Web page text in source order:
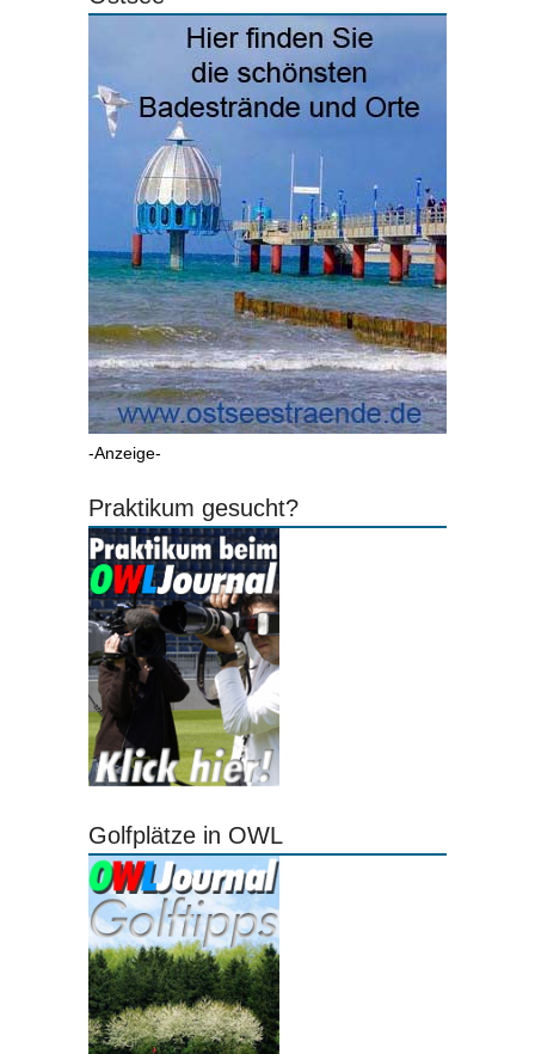
-Anzeige-
Praktikum gesucht?
Golfplätze in OWL